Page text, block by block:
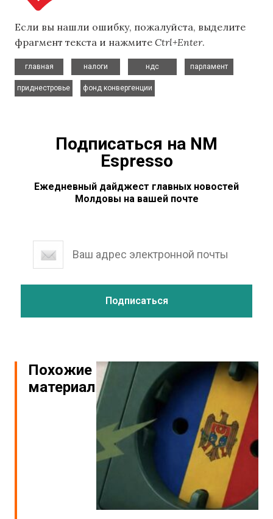
Если вы нашли ошибку, пожалуйста, выделите
фрагмент текста и нажмите Ctrl+Enter.
главная
налоги
ндс
парламент
приднестровье
фонд конвергенции
Подписаться на NM
Espresso
Ежедневный дайджест главных новостей
Молдовы на вашей почте
Похожие
материалы